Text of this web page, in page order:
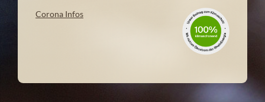
Corona Infos